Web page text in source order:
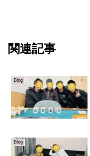
関連記事
Blog
Blog